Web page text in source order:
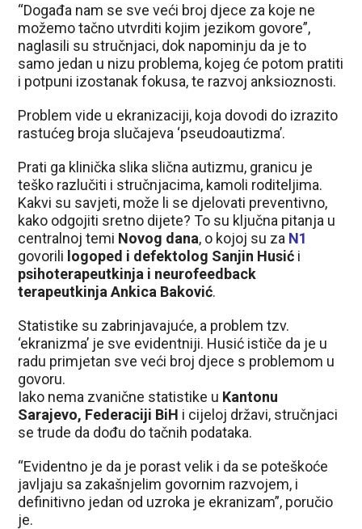
“Događa nam se sve veći broj djece za koje ne
možemo tačno utvrditi kojim jezikom govore”,
naglasili su stručnjaci, dok napominju da je to
samo jedan u nizu problema, kojeg će potom pratiti
i potpuni izostanak fokusa, te razvoj anksioznosti.
Problem vide u ekranizaciji, koja dovodi do izrazito
rastućeg broja slučajeva ‘pseudoautizma’.
Prati ga klinička slika slična autizmu, granicu je
teško razlučiti i stručnjacima, kamoli roditeljima.
Kakvi su savjeti, može li se djelovati preventivno,
kako odgojiti sretno dijete? To su ključna pitanja u
centralnoj temi Novog dana, o kojoj su za N1
govorili logoped i defektolog Sanjin Husić i
psihoterapeutkinja i neurofeedback
terapeutkinja Ankica Baković.
Statistike su zabrinjavajuće, a problem tzv.
‘ekranizma’ je sve evidentniji. Husić ističe da je u
radu primjetan sve veći broj djece s problemom u
govoru.
Iako nema zvanične statistike u Kantonu
Sarajevo, Federaciji BiH i cijeloj državi, stručnjaci
se trude da dođu do tačnih podataka.
“Evidentno je da je porast velik i da se poteškoće
javljaju sa zakašnjelim govornim razvojem, i
definitivno jedan od uzroka je ekranizam”, poručio
je.